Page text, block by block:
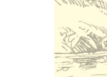
무의식은 매우
내가 어떤 방어
CHAPTER 4
나를 살아 있는